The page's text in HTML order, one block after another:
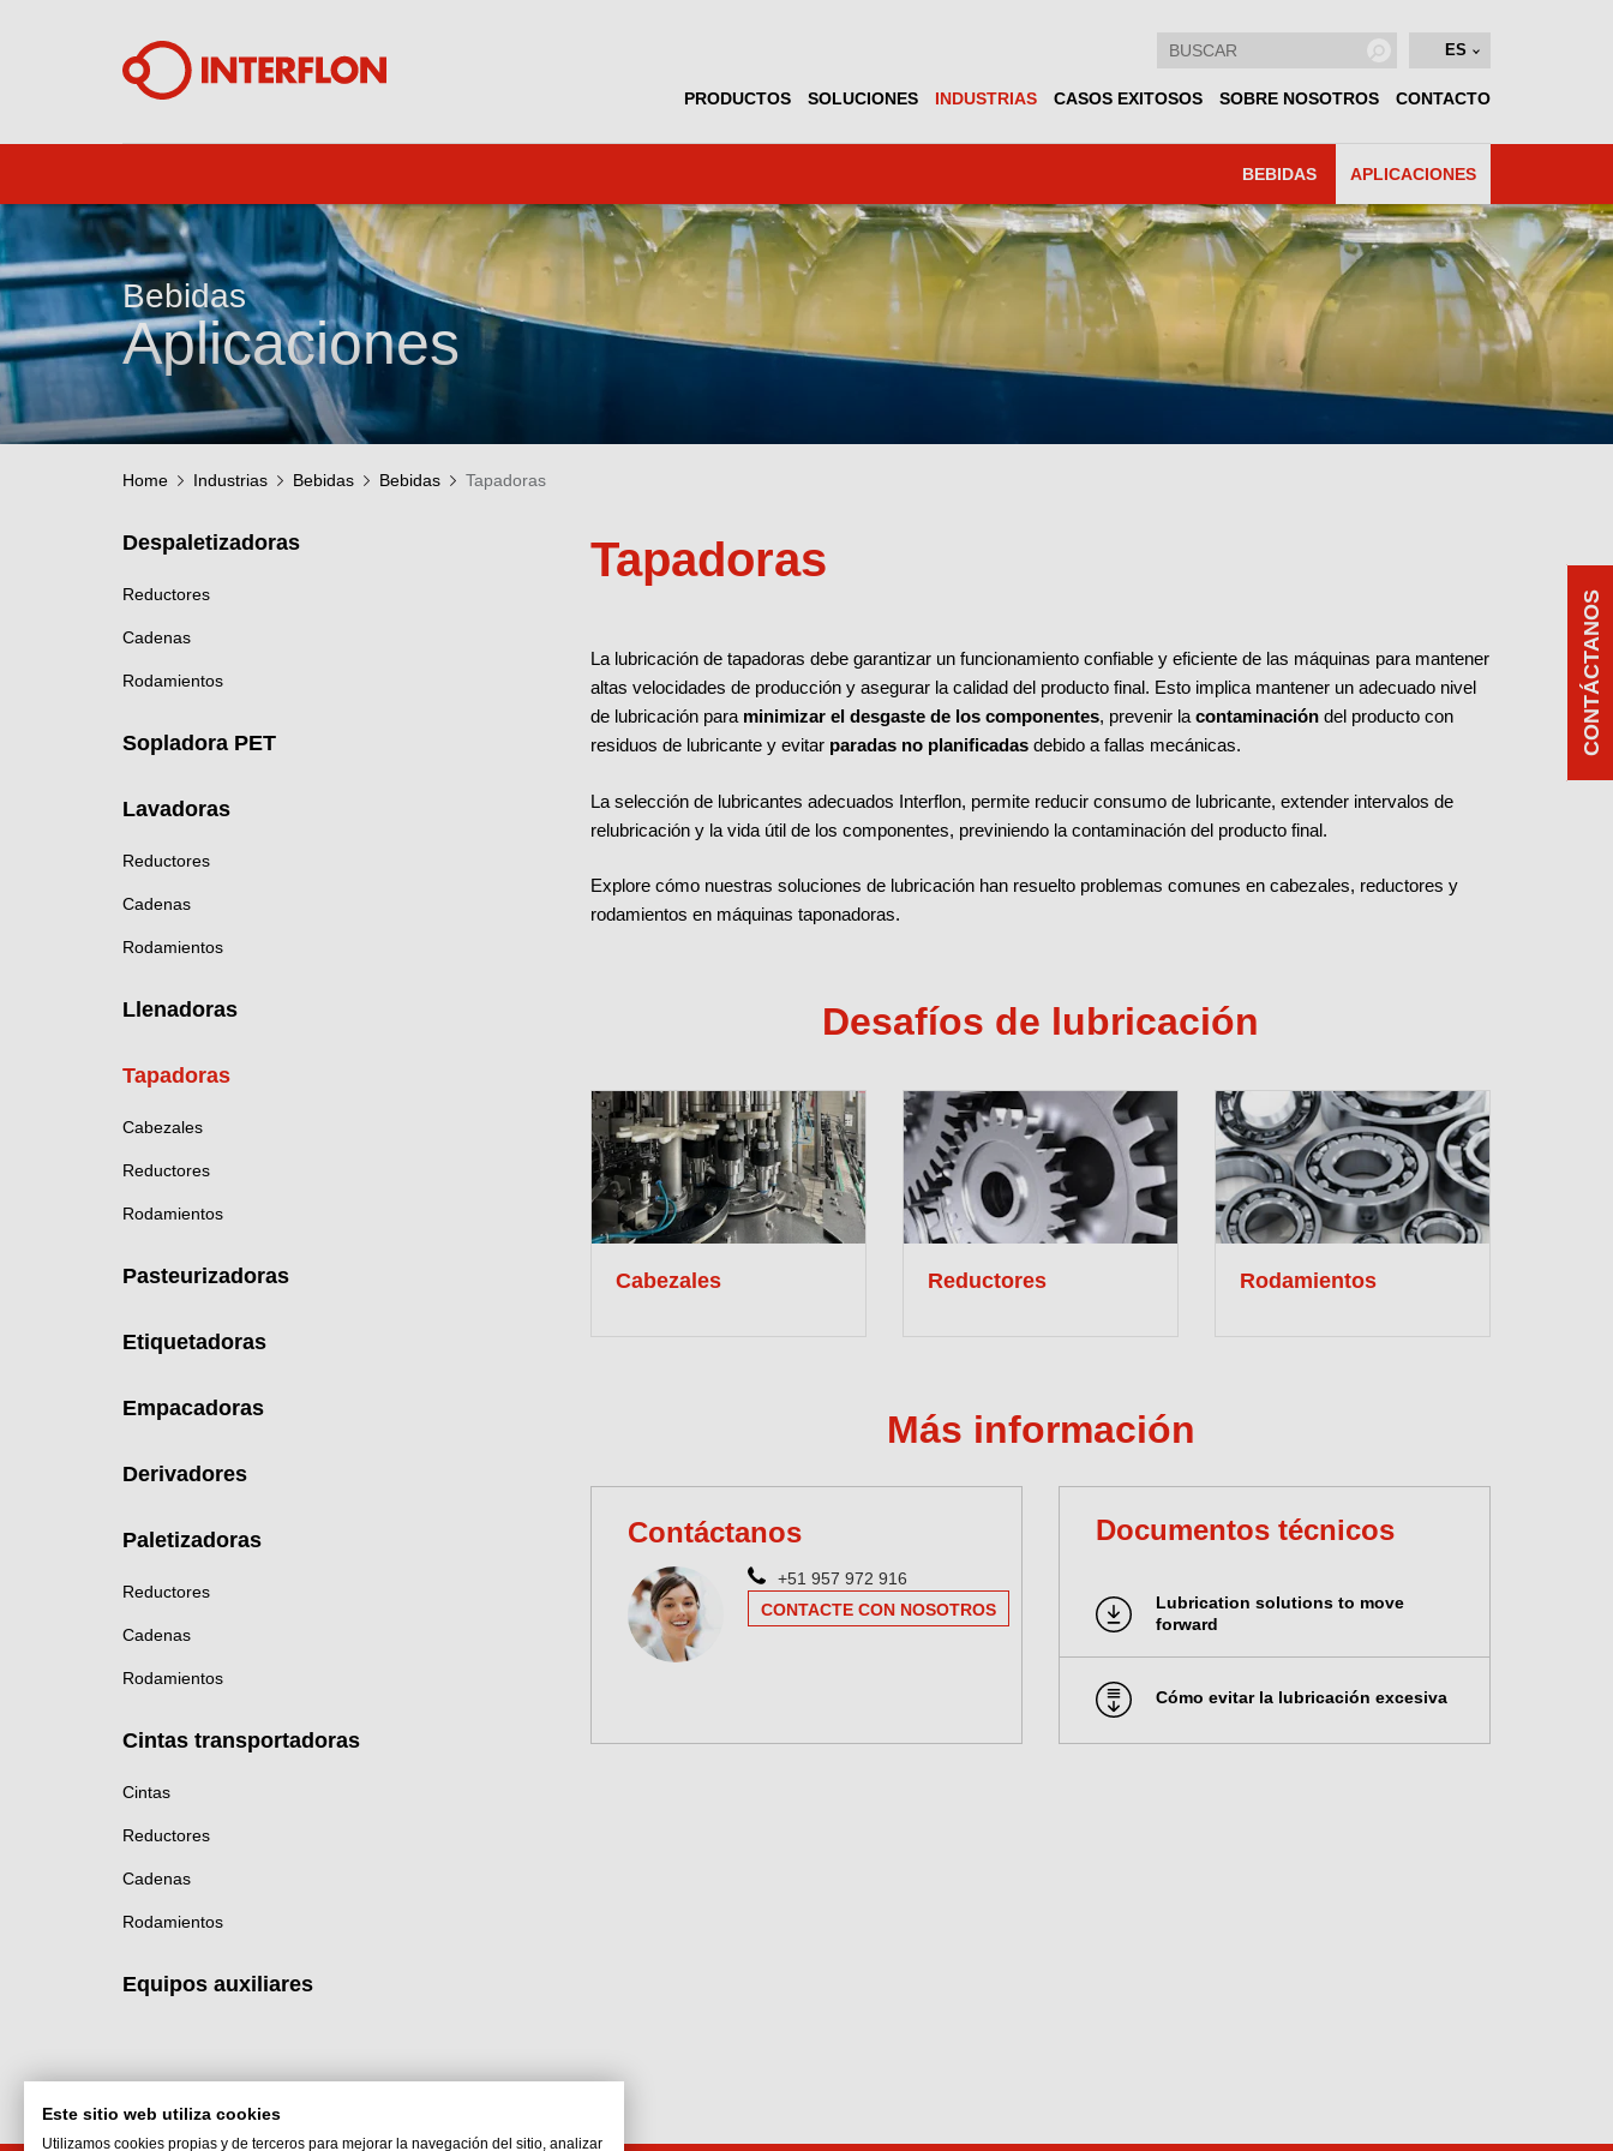
ES
PRODUCTOS SOLUCIONES INDUSTRIAS CASOS EXITOSOS SOBRE NOSOTROS CONTACTO
BEBIDAS APLICACIONES
Bebidas
Aplicaciones
Home Industrias Bebidas Bebidas Tapadoras
Despaletizadoras
Reductores
Cadenas
Rodamientos
Sopladora PET
Lavadoras
Reductores
Cadenas
Rodamientos
Llenadoras
Tapadoras
Cabezales
Reductores
Rodamientos
Pasteurizadoras
Etiquetadoras
Empacadoras
Derivadores
Paletizadoras
Reductores
Cadenas
Rodamientos
Cintas transportadoras
Cintas
Reductores
Cadenas
Rodamientos
Equipos auxiliares
Tapadoras
La lubricación de tapadoras debe garantizar un funcionamiento confiable y eficiente de las máquinas para mantener
altas velocidades de producción y asegurar la calidad del producto final. Esto implica mantener un adecuado nivel
de lubricación para minimizar el desgaste de los componentes, prevenir la contaminación del producto con
residuos de lubricante y evitar paradas no planificadas debido a fallas mecánicas.
La selección de lubricantes adecuados Interflon, permite reducir consumo de lubricante, extender intervalos de
relubricación y la vida útil de los componentes, previniendo la contaminación del producto final.
Explore cómo nuestras soluciones de lubricación han resuelto problemas comunes en cabezales, reductores y
rodamientos en máquinas taponadoras.
Desafíos de lubricación
Cabezales Reductores Rodamientos
Más información
Contáctanos
+51 957 972 916
CONTACTE CON NOSOTROS
Documentos técnicos
Lubrication solutions to move
forward
Cómo evitar la lubricación excesiva
CONTÁCTANOS
Este sitio web utiliza cookies
Utilizamos cookies propias y de terceros para mejorar la navegación del sitio, analizar